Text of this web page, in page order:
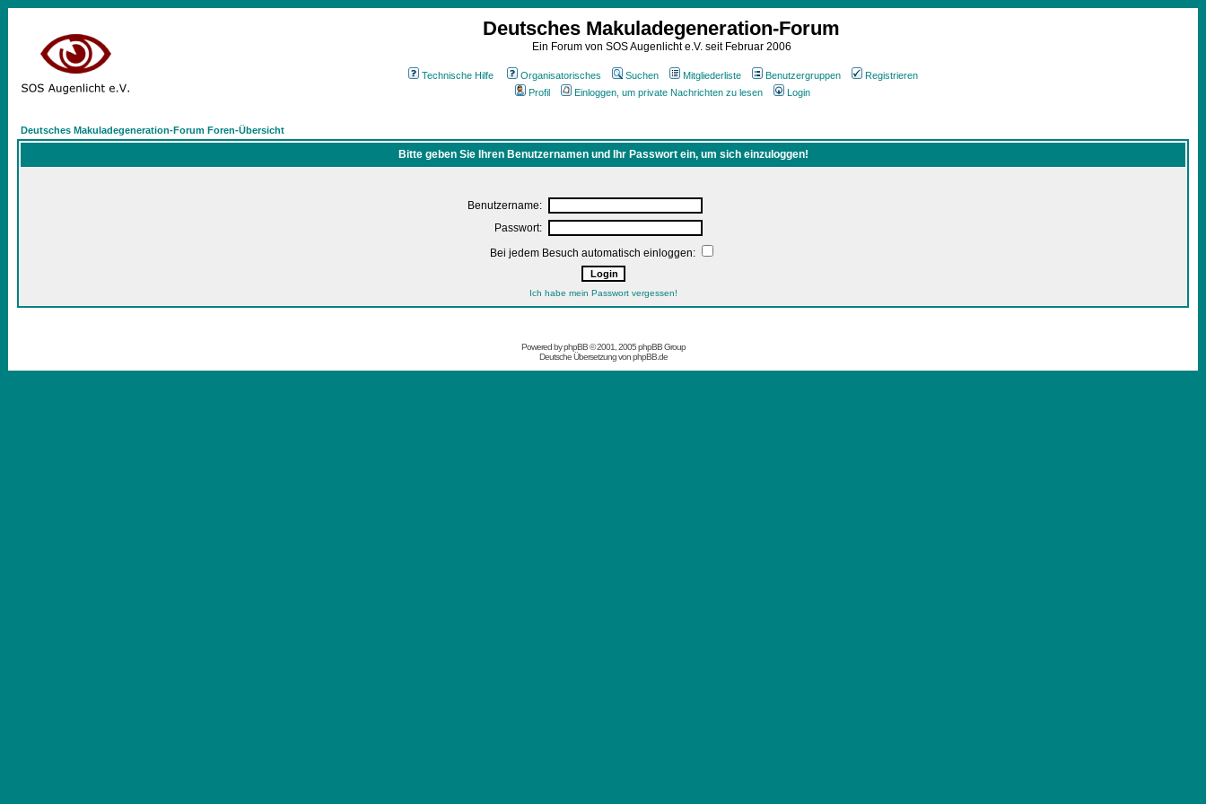
Deutsches Makuladegeneration-Forum
Ein Forum von SOS Augenlicht e.V. seit Februar 2006
Technische Hilfe Organisatorisches Suchen Mitgliederliste Benutzergruppen
Registrieren
Profil
Einloggen, um private Nachrichten zu lesen Login
Deutsches Makuladegeneration-Forum Foren-Übersicht
Bitte geben Sie Ihren Benutzernamen und Ihr Passwort ein, um sich einzuloggen!
Benutzername:
Passwort:
Bei jedem Besuch automatisch einloggen:
Ich habe mein Passwort vergessen!
Powered byphpBB© 2001, 2005 phpBB Group
Deutsche Übersetzung vonphpBB.de